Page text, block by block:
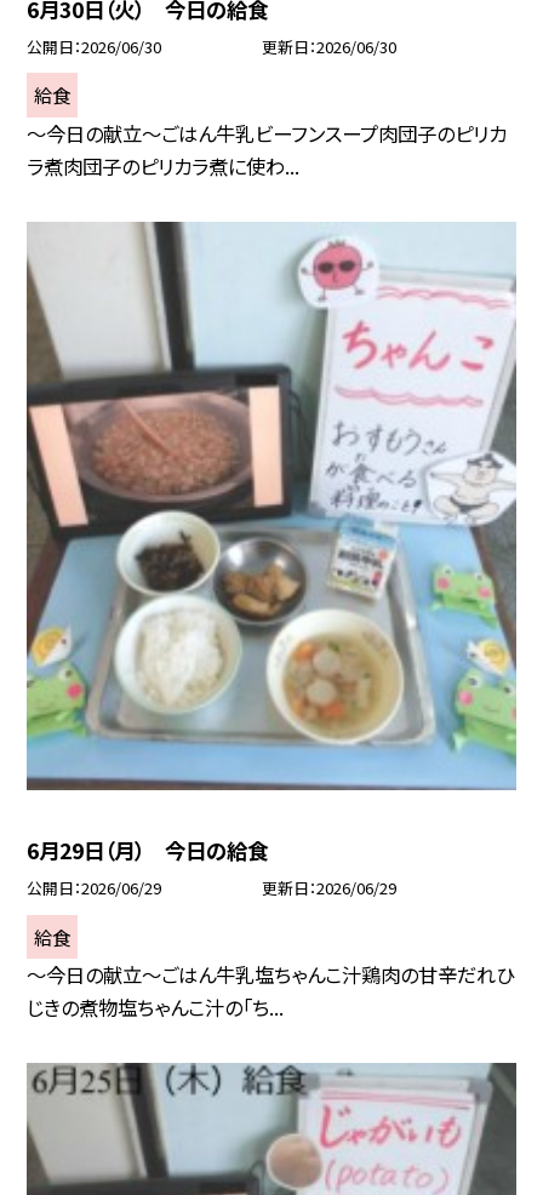
6月30日（火） 今日の給食
公開日 2026/06/30 更新日 2026/06/30
給食
～今日の献立～ごはん牛乳ビーフンスープ肉団子のピリカ
ラ煮肉団子のピリカラ煮に使わ...
6月29日（月） 今日の給食
公開日 2026/06/29 更新日 2026/06/29
給食
～今日の献立～ごはん牛乳塩ちゃんこ汁鶏肉の甘辛だれひ
じきの煮物塩ちゃんこ汁の「ち...